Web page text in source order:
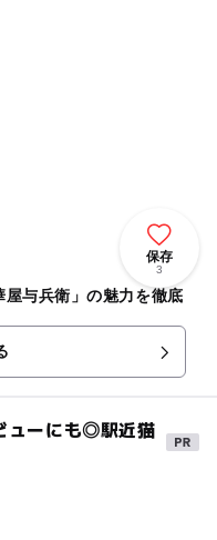
保存
3
与兵衛」の魅力を徹底
ューにも◎駅近猫